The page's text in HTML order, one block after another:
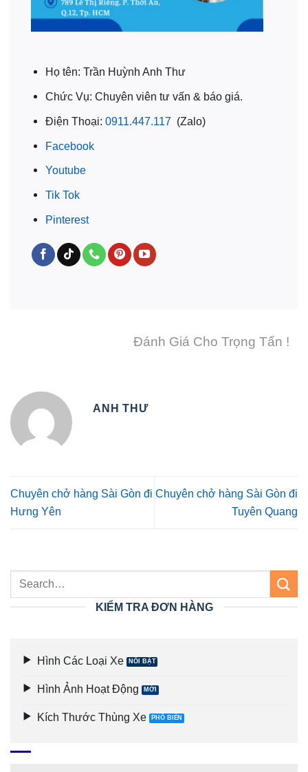
Họ tên: Trần Huỳnh Anh Thư
Chức Vụ: Chuyên viên tư vấn & báo giá.
Điện Thoại: 0911.447.117 (Zalo)
Facebook
Youtube
Tik Tok
Pinterest
Đánh Giá Cho Trọng Tấn !
ANH THƯ
Chuyên chở hàng Sài Gòn đi
Hưng Yên
Chuyên chở hàng Sài Gòn đi
Tuyên Quang
KIỂM TRA ĐƠN HÀNG
Hình Các Loại Xe
Hình Ảnh Hoạt Động
Kích Thước Thùng Xe